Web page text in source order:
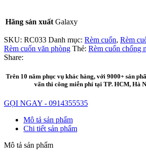
Hãng sản xuất Galaxy
SKU: RC033 Danh mục: Rèm cuốn, Rèm
Rèm cuốn văn phòng Thẻ: Rèm cuốn chống
Share:
Trên 10 năm phục vụ khác hàng, với 9000+ sản
vấn thi công miễn phí tại TP. HCM, Hà
GỌI NGAY - 0914355535
Mô tả sản phẩm
Chi tiết sản phẩm
Mô tả sản phẩm